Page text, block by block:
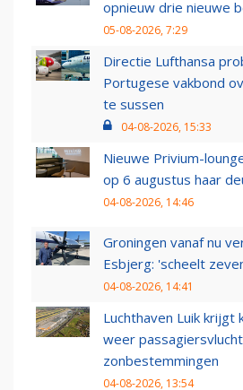
opnieuw drie nieuwe
05-08-2026, 7:29
Directie Lufthansa
Portugese vakbond
te sussen
04-08-2026, 15:33
Nieuwe Privium-
op 6 augustus haar
04-08-2026, 14:46
Groningen vanaf nu
Esbjerg: 'scheelt
04-08-2026, 14:41
Luchthaven Luik krijgt
weer
zonbestemmingen
04-08-2026, 13:54